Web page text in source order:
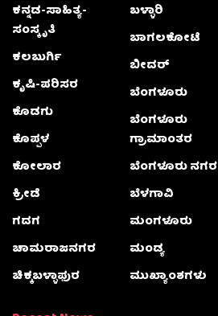
ಕನ್ನಡ-ಸಾಹಿತ್ಯ-
ಸಂಸ್ಕೃತಿ
ಕಲಬುರ್ಗಿ
ಕೃಷಿ-ಪರಿಸರ
ಕೊಡಗು
ಕೊಪ್ಪಳ
ಕೋಲಾರ
ಕ್ರೀಡೆ
ಗದಗ
ಚಾಮರಾಜನಗರ
ಚಿಕ್ಕಬಳ್ಳಾಫುರ
ಬಳ್ಳಾರಿ
ಬಾಗಲಕೋಟೆ
ಬೀದರ್
ಬೆಂಗಳೂರು
ಬೆಂಗಳೂರು
ಗ್ರಾಮಾಂತರ
ಬೆಂಗಳೂರು ನಗರ
ಬೆಳಗಾವಿ
ಮಂಗಳೂರು
ಮಂಡ್ಯ
ಮುಖ್ಯಾಂಶಗಳು